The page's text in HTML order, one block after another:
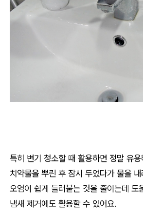
특히 변기 청소할 때 활용하면 정말 유용
치약물을 뿌린 후 잠시 두었다가 물을 내
오염이 쉽게 들러붙는 것을 줄이는데 도
냄새 제거에도 활용할 수 있어요.